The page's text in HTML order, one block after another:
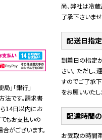
」「銀行」
法です。請求書
ら14日以内にお
もお支払いの
がございます。
尚、弊社は冷
了承下さいませ
配送日指定
到着日の指定
さい。 ただし
すのでご了承
をお願いいたし
配達時間
お受取の時間